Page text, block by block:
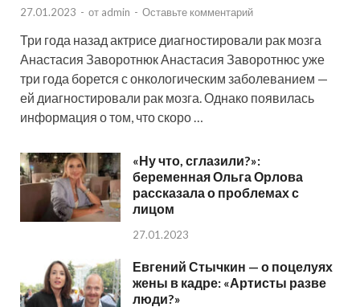
27.01.2023 - от admin - Оставьте комментарий
Три года назад актрисе диагностировали рак мозга
Анастасия Заворотнюк Анастасия Заворотнюс уже
три года борется с онкологическим заболеванием —
ей диагностировали рак мозга. Однако появилась
информация о том, что скоро …
«Ну что, сглазили?»:
беременная Ольга Орлова
рассказала о проблемах с
лицом
27.01.2023
Евгений Стычкин — о поцелуях
жены в кадре: «Артисты разве
люди?»